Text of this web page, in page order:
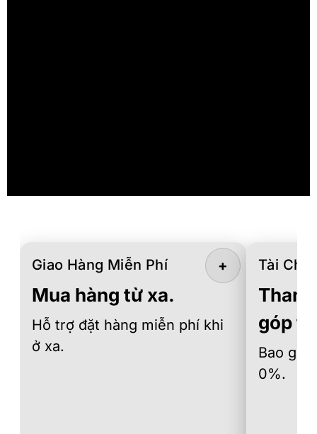
Giao Hàng Miễn Phí
Mua hàng từ xa.
Hỗ trợ đặt hàng miễn phí khi
ở xa.
+ Tài
góp
Bao
0%.